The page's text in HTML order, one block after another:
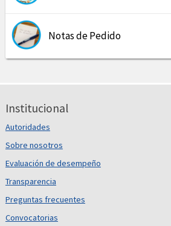
Notas de Pedido
Institucional
Autoridades
Sobre nosotros
Evaluación de desempeño
Transparencia
Preguntas frecuentes
Convocatorias